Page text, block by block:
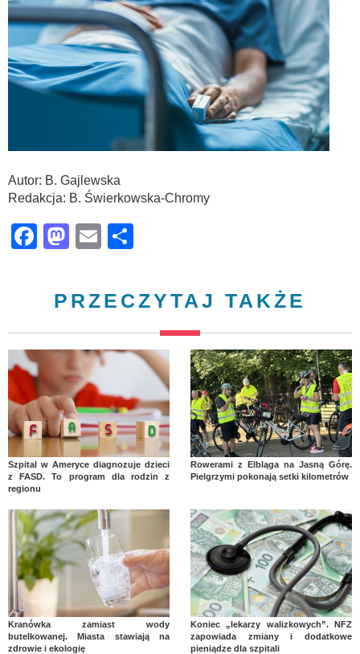
Autor: B. Gajlewska
Redakcja: B. Świerkowska-Chromy
Facebook
Mastodon
Email
PRZECZYTAJ TAKŻE
Szpital w Ameryce diagnozuje dzieci
z FASD. To program dla rodzin z
regionu
Rowerami z Elbląga na Jasną Górę.
Pielgrzymi pokonają setki kilometrów
Kranówka zamiast wody
butelkowanej. Miasta stawiają na
zdrowie i ekologię
Koniec „lekarzy walizkowych”. NFZ
zapowiada zmiany i dodatkowe
pieniądze dla szpitali